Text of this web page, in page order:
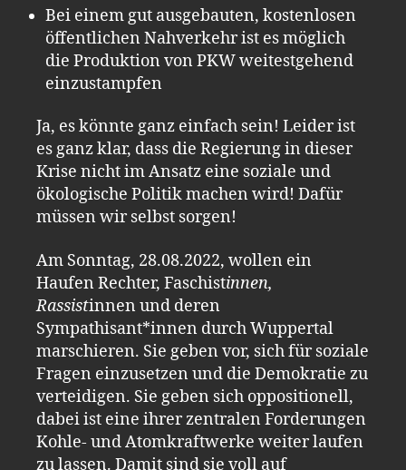
Bei einem gut ausgebauten, kostenlosen
öffentlichen Nahverkehr ist es möglich
die Produktion von PKW weitestgehend
einzustampfen
Ja, es könnte ganz einfach sein! Leider ist
es ganz klar, dass die Regierung in dieser
Krise nicht im Ansatz eine soziale und
ökologische Politik machen wird! Dafür
müssen wir selbst sorgen!
Am Sonntag, 28.08.2022, wollen ein
Haufen Rechter, Faschistinnen,
Rassistinnen und deren
Sympathisant*innen durch Wuppertal
marschieren. Sie geben vor, sich für soziale
Fragen einzusetzen und die Demokratie zu
verteidigen. Sie geben sich oppositionell,
dabei ist eine ihrer zentralen Forderungen
Kohle- und Atomkraftwerke weiter laufen
zu lassen. Damit sind sie voll auf